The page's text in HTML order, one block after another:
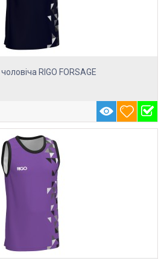
RIGO FORSAGE